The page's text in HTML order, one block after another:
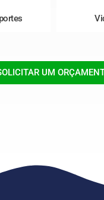
UM